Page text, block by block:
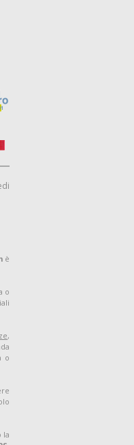
è
o
,
o
la